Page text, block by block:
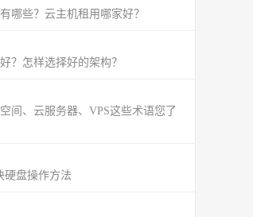
哪些？云主机租用哪家好？
？怎样选择好的架构？
间、云服务器、VPS这些术语您了
硬盘操作方法